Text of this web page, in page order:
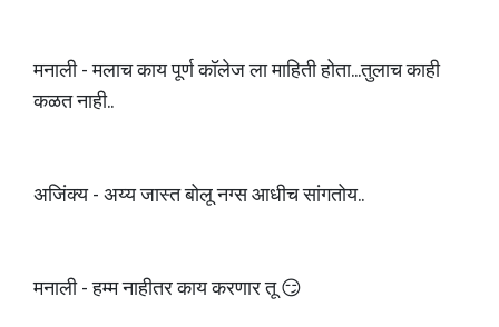
मनाली - मलाच काय पूर्ण कॉलेज ला माहिती होता...तुलाच काही
कळत नाही..
अजिंक्य - अय्य जास्त बोलू नग्स आधीच सांगतोय..
मनाली - हम्म नाहीतर काय करणार तू 😏